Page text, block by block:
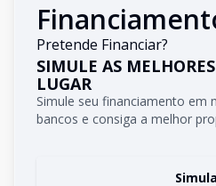
Pretende Financiar?
SIMULE AS
LUGAR
Simule seu financiamento em
bancos e consiga a melhor